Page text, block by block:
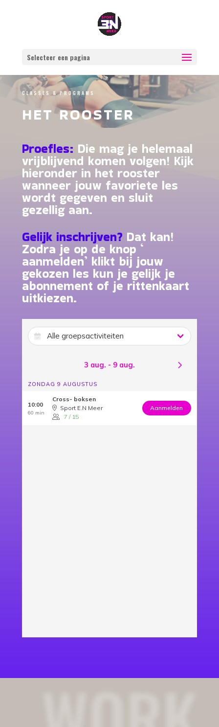
Selecteer een pagina
CLASSES & PROGRAMS
HET ROOSTER
Proefles: Die mag je helemaal
vrijblijvend komen volgen! Kijk
hieronder in het rooster
wanneer jouw favoriete les
wordt gegeven en sluit
gezellig aan.
Gelijk inschrijven? Dat kan!
Zodra je op de knop ‘
aanmelden’ klikt bij jouw
gekozen les kun je gelijk je
abonnement of je rittenkaart
uitkiezen.